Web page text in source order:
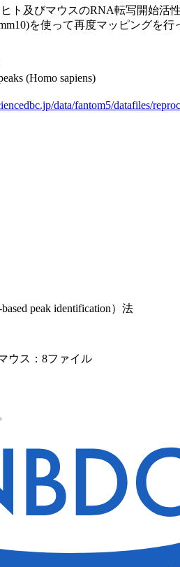
ト及びマウスのRNA転写開始活
を使って再度マッピングを行
(Homo sapiens)
data/fantom5/datafiles/
peak identification）法
ウス：8ファイル